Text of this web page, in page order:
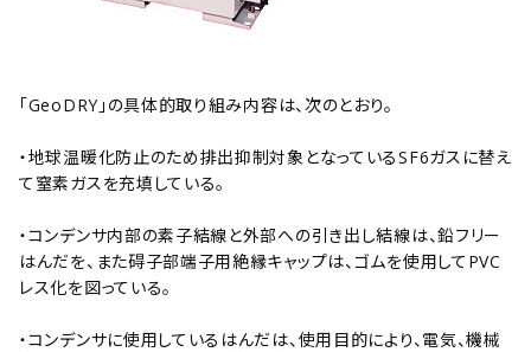
｢GeoDRY｣の具体的取り組み内容は、次のとおり。
・地球温暖化防止のため排出抑制対象となっているSF6ガスに替え
て窒素ガスを充填している。
・コンデンサ内部の素子結線と外部への引き出し結線は、鉛フリー
はんだを、また碍子部端子用絶縁キャップは、ゴムを使用してPVC
レス化を図っている。
・コンデンサに使用しているはんだは、使用目的により、電気、機械